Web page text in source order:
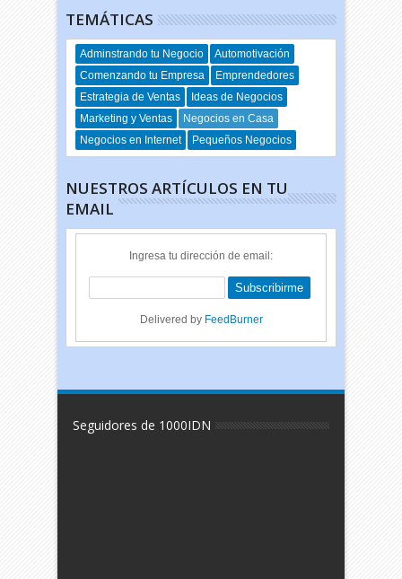
TEMÁTICAS
Adminstrando tu Negocio
Automotivación
Comenzando tu Empresa
Emprendedores
Estrategia de Ventas
Ideas de Negocios
Marketing y Ventas
Negocios en Casa
Negocios en Internet
Pequeños Negocios
NUESTROS ARTÍCULOS EN TU
EMAIL
Ingresa tu dirección de email:
Delivered by FeedBurner
Seguidores de 1000IDN